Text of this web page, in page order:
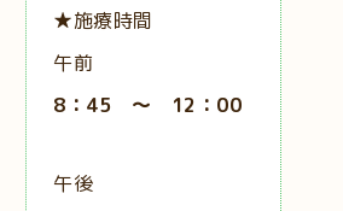
★施療時間
午前
8：45 ～ 12：00
午後